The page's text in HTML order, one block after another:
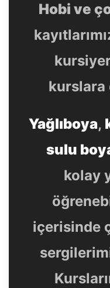
Hobi ve
kurslara
Yağlıboya,
sulu
kolay
içerisinde